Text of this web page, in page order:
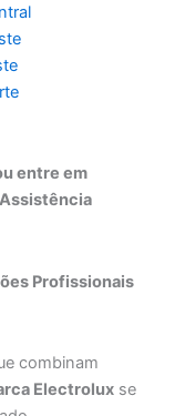
entre em
Profissionais
combinam
Electrolux se